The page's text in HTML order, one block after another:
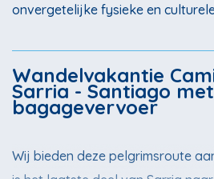
onvergetelijke fysieke en
Wandelvakantie
Sarria - Santiago met
bagagevervoer
Wij bieden deze pelgrimsroute